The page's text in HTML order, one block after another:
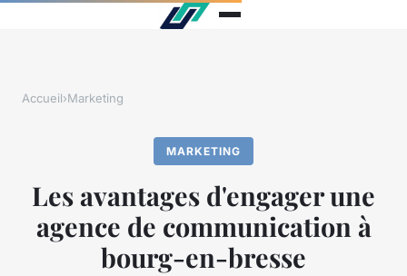
Accueil›Marketing
MARKETING
Les avantages d'engager une
agence de communication à
bourg-en-bresse